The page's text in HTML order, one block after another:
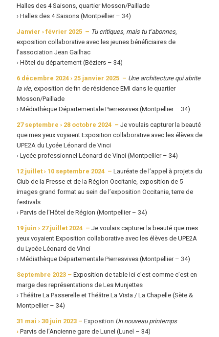
Halles des 4 Saisons, quartier Mosson/Paillade
› Halles des 4 Saisons (Montpellier – 34)
Janvier › février 2025 – Tu critiques, mais tu t’abonnes,
exposition collaborative avec les jeunes bénéficiaires de
l’association Jean Gailhac
› Hôtel du département (Béziers – 34)
6 décembre 2024 › 25 janvier 2025 – Une architecture qui abrite
la vie, exposition de fin de résidence EMI dans le quartier
Mosson/Paillade
› Médiathèque Départementale Pierresvives (Montpellier – 34)
27 septembre › 28 octobre 2024 – Je voulais capturer la beauté
que mes yeux voyaient Exposition collaborative avec les élèves de
UPE2A du Lycée Léonard de Vinci
› Lycée professionnel Léonard de Vinci (Montpellier – 34)
12 juillet › 10 septembre 2024 – Lauréate de l’appel à projets du
Club de la Presse et de la Région Occitanie, exposition de 5
images grand format au sein de l’exposition Occitanie, terre de
festivals
› Parvis de l’Hôtel de Région (Montpellier – 34)
19 juin › 27 juillet 2024 – Je voulais capturer la beauté que mes
yeux voyaient Exposition collaborative avec les élèves de UPE2A
du Lycée Léonard de Vinci
› Médiathèque Départementale Pierresvives (Montpellier – 34)
Septembre 2023 – Exposition de table Ici c’est comme c’esten
marge des représentations de Les Munjettes
› Théâtre La Passerelle et Théâtre La Vista / La Chapelle (Sète &
Montpellier – 34)
31 mai › 30 juin 2023 – Exposition Un nouveau printemps
›Parvis de l’Ancienne gare de Lunel (Lunel – 34)